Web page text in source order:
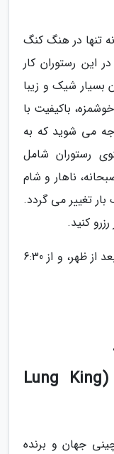
نه تنها در هنگ کنگ
این رستوران کار
بسیار شیک و زیبا
باکیفیت با
می شوید که به
رستوران شامل
ناهار و شام
تغییر می گردد.
کنید.
ساعت کار: هرروز از ساعت 7 صبح تا 2 بعد از ظهر، و از 6:30
رستوران لانگ کینگ هین (Lung King
جهان و برنده